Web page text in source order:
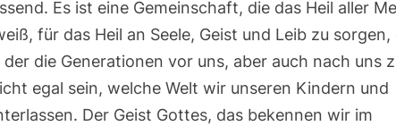
Es ist eine Gemeinschaft, die das Heil aller
für das Heil an Seele, Geist und Leib zu sorgen,
die Generationen vor uns, aber auch nach uns
egal sein, welche Welt wir unseren Kindern und
Der Geist Gottes, das bekennen wir im